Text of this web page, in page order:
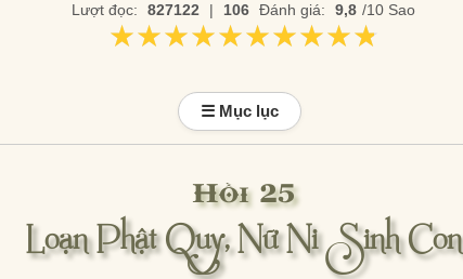
Lượt đọc: 827122 | 106 Đánh giá: 9,8 /10 Sao
★★★★★★★★★★
★★★★★★★★★★
☰ Mục lục
Hồi 25
Loạn Phật Quy, Nữ Ni Sinh Con